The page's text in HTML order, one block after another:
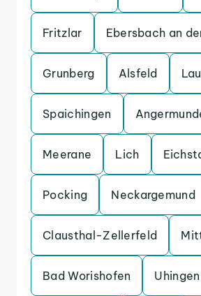
Fritzlar Ebersbach an
Grunberg Alsfeld
Spaichingen
Meerane Lich
Pocking Neckargemund
Clausthal-Zellerfeld
Bad Worishofen Uhingen